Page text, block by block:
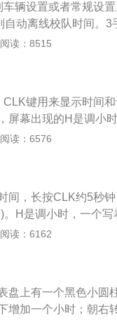
辆设置或者常规设
动离线校队时间。3
一般模式为手动模式。
阅读：8515
键用来显示时间
屏幕出现的H是调小
整好时间后，再按
粗壮的镀铬装饰条。
LED灯光源。2、全
计概念延伸的车身设
性，而且全系标配六
的安全防护。
阅读：6576
间，长按CLK约5秒
H是调小时，一个
会退出调整模式。以
之外，就要数东风本
本田一向的口碑赢得
2.66米。内部空间宽
适，并且颇具行驶质
阅读：6162
盘上有一个黑色小圆
增加一个小时；朝右